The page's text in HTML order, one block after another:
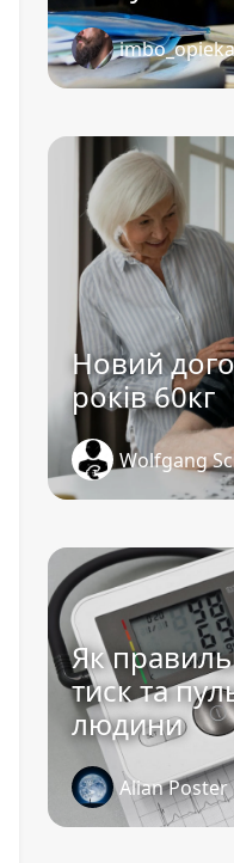
imbo_opieka
Новий
років 60кг
Wolfgang
Як
тиск та
людини
Alian Poster